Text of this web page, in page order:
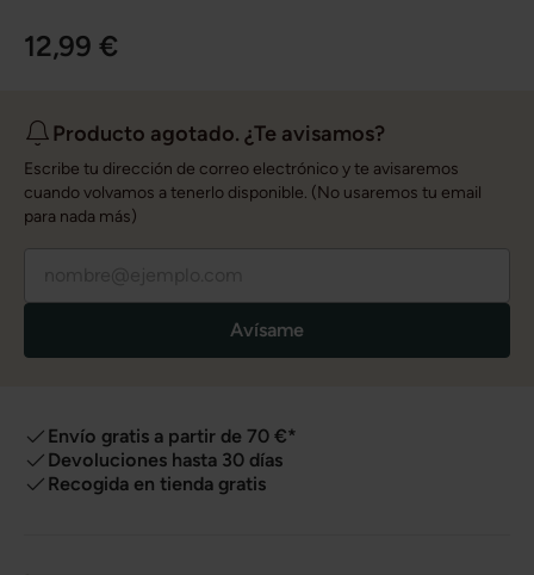
12,99 €
Producto agotado. ¿Te avisamos?
Escribe tu dirección de correo electrónico y te avisaremos
cuando volvamos a tenerlo disponible. (No usaremos tu email
para nada más)
Avísame
Envío gratis a partir de 70 €*
Devoluciones hasta 30 días
Recogida en tienda gratis